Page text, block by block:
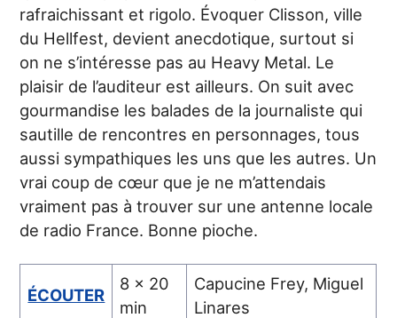
rafraichissant et rigolo. Évoquer Clisson, ville
du Hellfest, devient anecdotique, surtout si
on ne s’intéresse pas au Heavy Metal. Le
plaisir de l’auditeur est ailleurs. On suit avec
gourmandise les balades de la journaliste qui
sautille de rencontres en personnages, tous
aussi sympathiques les uns que les autres. Un
vrai coup de cœur que je ne m’attendais
vraiment pas à trouver sur une antenne locale
de radio France. Bonne pioche.
ÉCOUTER
8 x 20
min
Capucine Frey, Miguel
Linares